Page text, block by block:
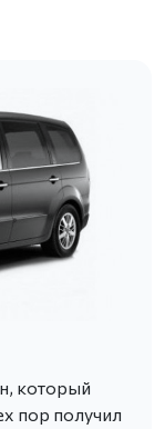
который
пор получил